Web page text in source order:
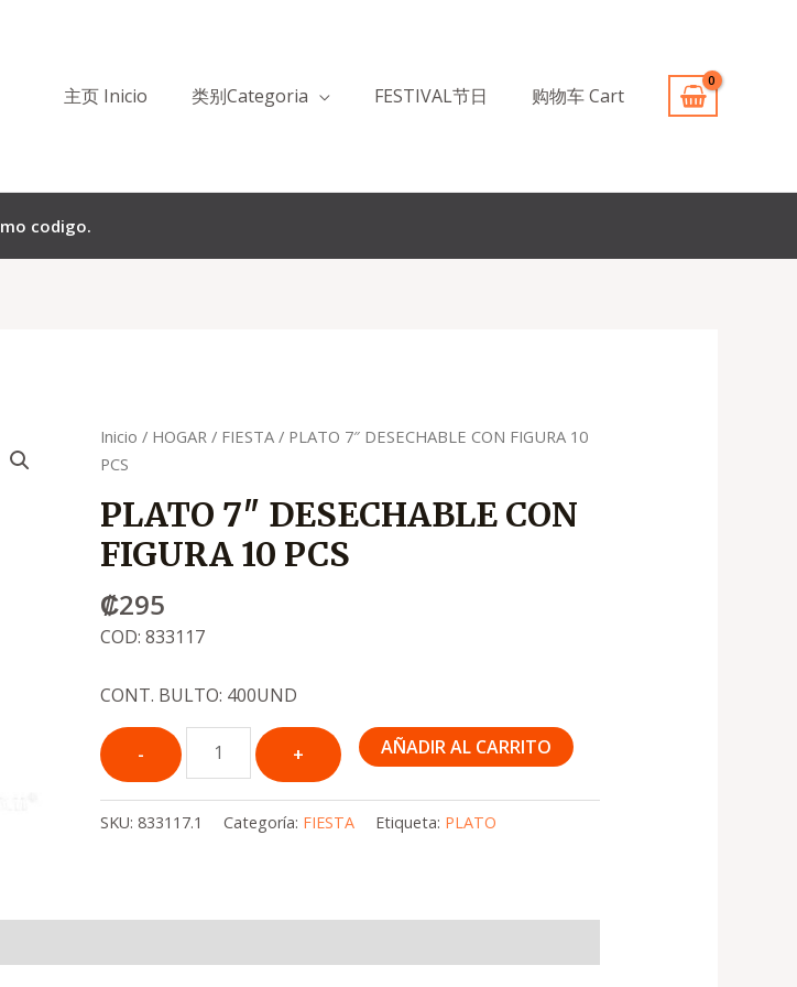
主页 Inicio 类别Categoria FESTIVAL节日 购物车 Cart
codigo.
Inicio / HOGAR / FIESTA / PLATO 7″ DESECHABLE CON FIGURA 10
PCS
PLATO 7″ DESECHABLE CON
FIGURA 10 PCS
₡295
COD: 833117
CONT. BULTO: 400UND
Quantity
AÑADIR AL CARRITO
SKU:833117.1 Categoría: FIESTA Etiqueta: PLATO